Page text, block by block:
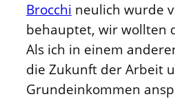
Brocchi neulich wurde
behauptet, wir wollten
Als ich in einem
die Zukunft der Arbeit
Grundeinkommen